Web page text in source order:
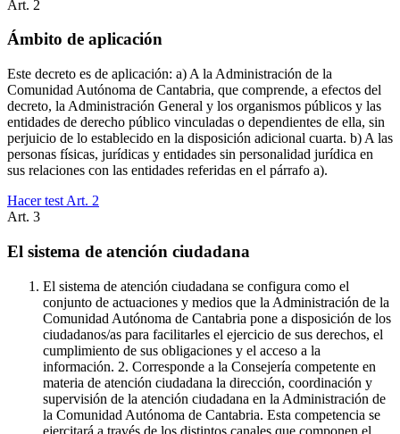
Art. 2
Ámbito de aplicación
Este decreto es de aplicación: a) A la Administración de la
Comunidad Autónoma de Cantabria, que comprende, a efectos del
decreto, la Administración General y los organismos públicos y las
entidades de derecho público vinculadas o dependientes de ella, sin
perjuicio de lo establecido en la disposición adicional cuarta. b) A las
personas físicas, jurídicas y entidades sin personalidad jurídica en
sus relaciones con las entidades referidas en el párrafo a).
Hacer test Art. 2
Art. 3
El sistema de atención ciudadana
El sistema de atención ciudadana se configura como el
conjunto de actuaciones y medios que la Administración de la
Comunidad Autónoma de Cantabria pone a disposición de los
ciudadanos/as para facilitarles el ejercicio de sus derechos, el
cumplimiento de sus obligaciones y el acceso a la
información. 2. Corresponde a la Consejería competente en
materia de atención ciudadana la dirección, coordinación y
supervisión de la atención ciudadana en la Administración de
la Comunidad Autónoma de Cantabria. Esta competencia se
ejercitará a través de los distintos canales que componen el